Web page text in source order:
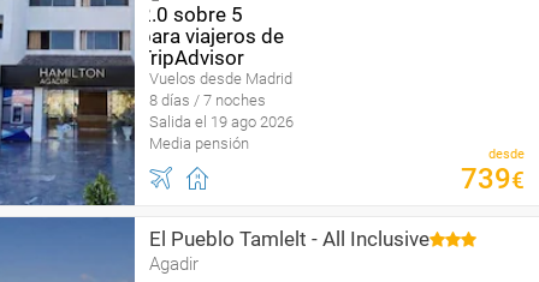
Vuelos desde Madrid
8 días / 7 noches
Salida el 19 ago 2026
Media pensión
desde
739€
El Pueblo Tamlelt - All Inclusive
Agadir